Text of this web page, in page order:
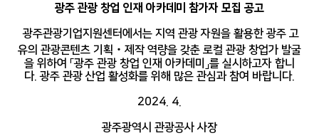
광주 관광 창업 인재 아카데미 참가자 모집 공고
광주관광기업지원센터에서는 지역 관광 자원을 활용한 광주 고
유의 관광콘텐츠 기획 ‧ 제작 역량을 갖춘 로컬 관광 창업가 발굴
을 위하여 「광주 관광 창업 인재 아카데미 」를 실시하고자 합니
다.광주 관광 산업 활성화를 위해 많은 관심과 참여 바랍니다.
2024. 4.
광주광역시 관광공사 사장